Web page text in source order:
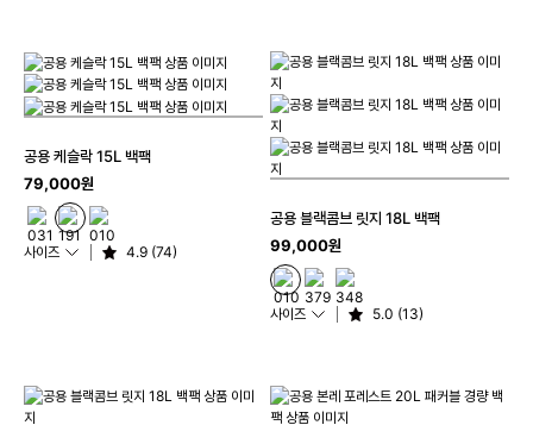
공용 케슬락 15L 백팩
79,000원
사이즈 4.9 (74)
공용 블랙콤브 릿지 18L 백팩
99,000원
사이즈 5.0 (13)